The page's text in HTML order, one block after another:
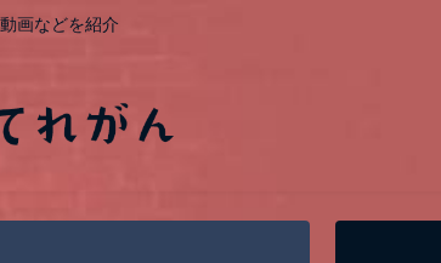
画などを紹介